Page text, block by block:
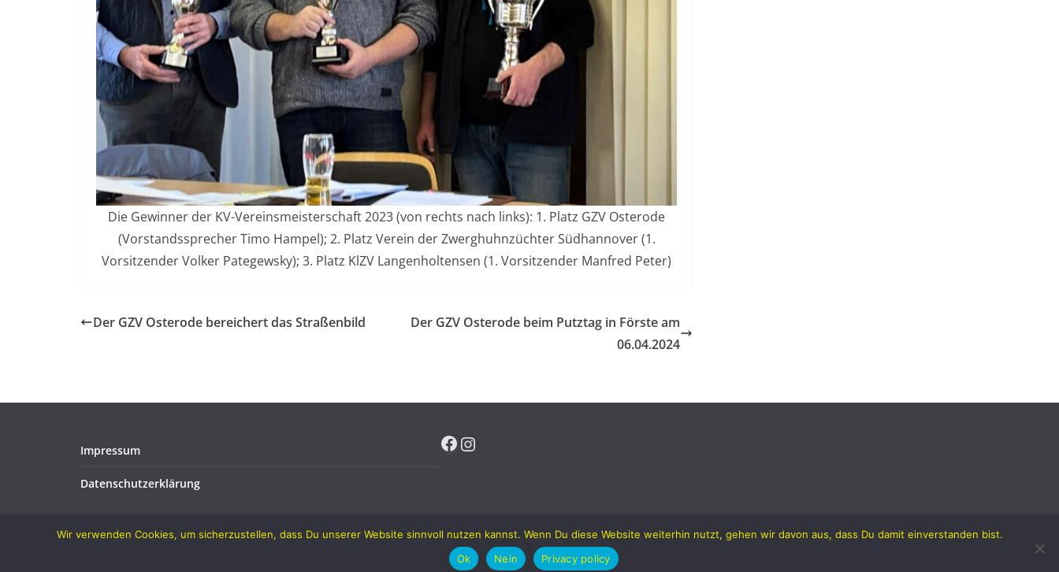
Die Gewinner der KV-Vereinsmeisterschaft 2023 (von rechts nach links): 1. Platz GZV Osterode
(Vorstandssprecher Timo Hampel); 2. Platz Verein der Zwerghuhnzüchter Südhannover (1.
Vorsitzender Volker Pategewsky); 3. Platz KlZV Langenholtensen (1. Vorsitzender Manfred Peter)
Der GZV Osterode bereichert das Straßenbild
Der GZV Osterode beim Putztag in Förste am
06.04.2024
Impressum
Datenschutzerklärung
Facebook
Instagram
. Alle Rechte vorbehalten.
Wir verwenden Cookies, um sicherzustellen, dass Du unserer Website sinnvoll nutzen kannst. Wenn Du diese Website weiterhin nutzt, gehen wir davon aus, dass Du damit einverstanden bist.
Ok
Nein Privacy policy